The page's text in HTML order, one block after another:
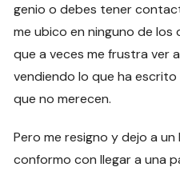
genio o debes tener
me ubico en ninguno de
que a veces me frustra ver
vendiendo lo que ha
que no merecen.
Pero me resigno y dejo a
conformo con llegar a una